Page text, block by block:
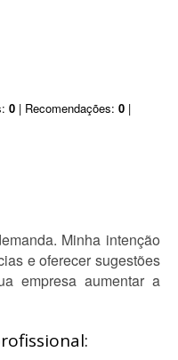
0 | Recomendações: 0 |
Minha intenção
e oferecer sugestões
empresa aumentar a